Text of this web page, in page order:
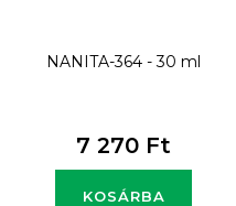
NANITA-364 - 30 ml
7 270 Ft
KOSÁRBA